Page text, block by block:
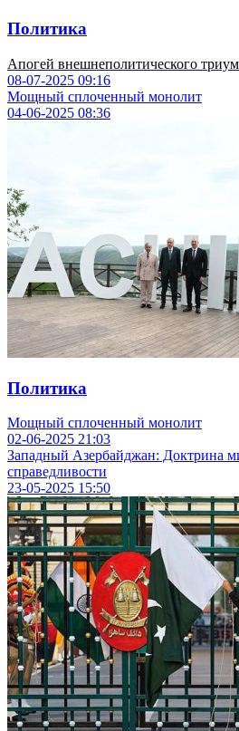
Политика
Апогей внешнеполитического
08-07-2025 09:16
Мощный сплоченный монолит
04-06-2025 08:36
Политика
Мощный сплоченный монолит
02-06-2025 21:03
Западный Азербайджан: Доктрина
справедливости
23-05-2025 15:50